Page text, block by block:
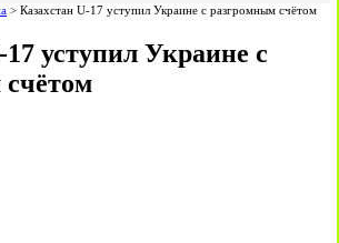
> Казахстан U-17 уступил Украине с разгромным счётом
17 уступил Украине с